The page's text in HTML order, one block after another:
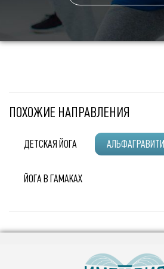
ПОХОЖИЕ НАПРАВЛЕНИЯ
ДЕТСКАЯ ЙОГА АЛЬФАГРАВИТИ
ЙОГА В ГАМАКАХ